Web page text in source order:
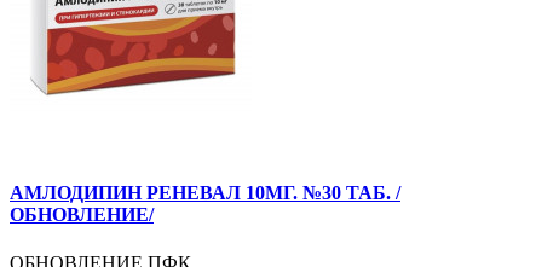
АМЛОДИПИН РЕНЕВАЛ 10МГ. №30 ТАБ. /
ОБНОВЛЕНИЕ/
ОБНОВЛЕНИЕ ПФК